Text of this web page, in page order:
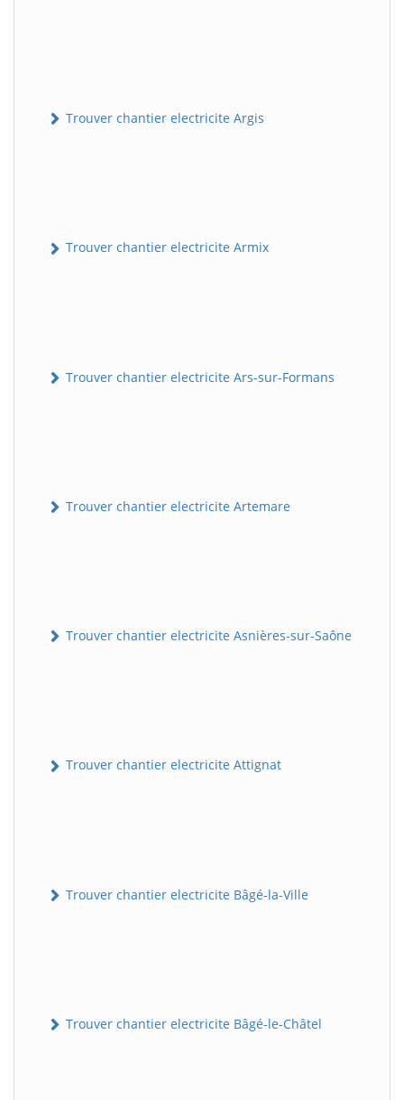
Trouver chantier electricite Argis
Trouver chantier electricite Armix
Trouver chantier electricite Ars-sur-Formans
Trouver chantier electricite Artemare
Trouver chantier electricite Asnières-sur-Saône
Trouver chantier electricite Attignat
Trouver chantier electricite Bâgé-la-Ville
Trouver chantier electricite Bâgé-le-Châtel